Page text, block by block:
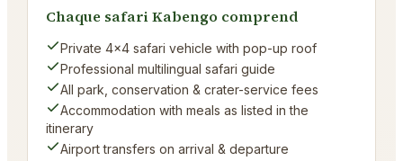
Chaque safari Kabengo comprend
Private 4×4 safari vehicle with pop-up roof
Professional multilingual safari guide
All park, conservation & crater-service fees
Accommodation with meals as listed in the
itinerary
Airport transfers on arrival & departure